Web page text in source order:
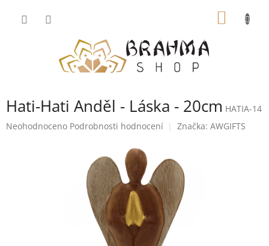
Hati-Hati Anděl - Láska - 20cm HATIA-14
Průměrné
Neohodnoceno Podrobnosti hodnocení Značka: AWGIFTS